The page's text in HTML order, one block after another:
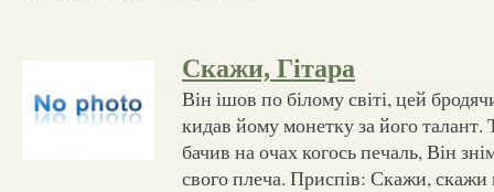
Скажи, Гітара
Він ішов по білому світі, цей
кидав йому монетку за його талант.
бачив на очах когось печаль, Він
свого плеча. Приспів: Скажи, скажи